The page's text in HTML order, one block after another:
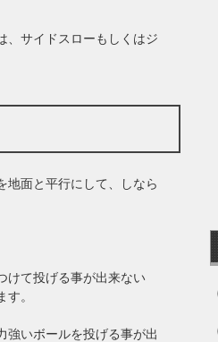
、サイドスローもしくはジ
地面と平行にして、しなら
けて投げる事が出来ない
。
強いボールを投げる事が出